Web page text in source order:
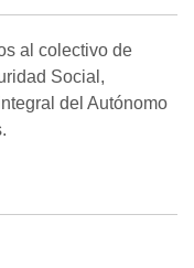
al colectivo de
Social,
del Autónomo